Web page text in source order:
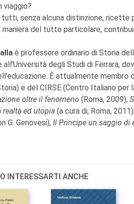
viaggio?
tutti, senza alcuna distinzione,
maniera del tutto particolare,
è professore ordinario di Storia
all'Università degli Studi di Ferrara,
È attualmente
e del CIRSE (Centro Italiano
oltre il fenomeno (Roma, 2009);
realtà ed utopia (a cura di, Roma,
G. Genovesi), Il Principe un saggio di
INTERESSARTI ANCHE